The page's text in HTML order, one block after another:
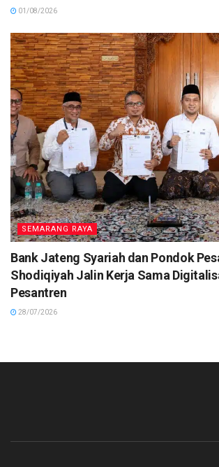
01/08/2026
SEMARANG RAYA
Bank Jateng Syariah dan Pondok
Shodiqiyah Jalin Kerja Sama
Pesantren
28/07/2026